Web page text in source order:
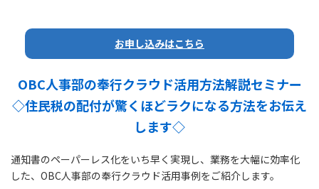
お申し込みはこちら
OBC人事部の奉行クラウド活用方法解説セミナー
◇住民税の配付が驚くほどラクになる方法をお伝え
します◇
通知書のペーパーレス化をいち早く実現し、業務を大幅に効率化
した、OBC人事部の奉行クラウド活用事例をご紹介します。